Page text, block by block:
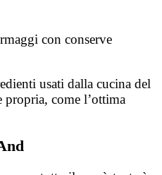
con conserve
usati dalla cucina del
come l’ottima